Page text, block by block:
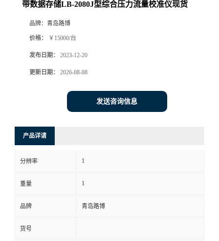
系
方
式
在
带数据存储LB-2080J型综合压力流量校准仪现货
品牌： 青岛路博
价格： ￥15000/台
发布日期： 2023-12-20
更新日期： 2026-08-08
发送咨询信息
产品详请
分辨率 1
重量 1
品牌 青岛路博
货号